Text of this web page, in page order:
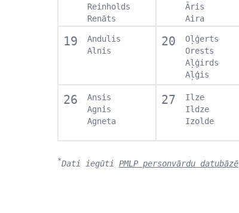
Reinholds
Renāts
Āris
Aira
19
Andulis
Alnis
20
Oļģerts
Orests
Aļģirds
Aļģis
26
Ansis
Agnis
Agneta
27
Ilze
Ildze
Izolde
*Dati iegūti PMLP personvārdu datubāzē